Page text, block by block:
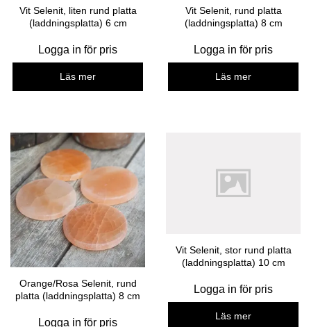
Vit Selenit, liten rund platta
(laddningsplatta) 6 cm
Logga in för pris
Läs mer
Vit Selenit, rund platta
(laddningsplatta) 8 cm
Logga in för pris
Läs mer
Orange/Rosa Selenit, rund
platta (laddningsplatta) 8 cm
Logga in för pris
Vit Selenit, stor rund platta
(laddningsplatta) 10 cm
Logga in för pris
Läs mer